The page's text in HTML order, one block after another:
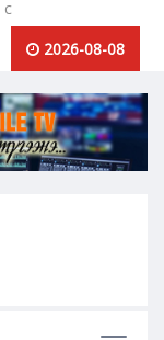
c
2026-08-08